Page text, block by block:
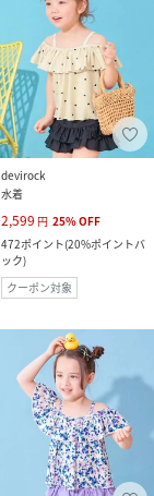
devirock
水着
2,599 円 25%OFF
472ポイント(20%ポイントバ
ック)
クーポン対象